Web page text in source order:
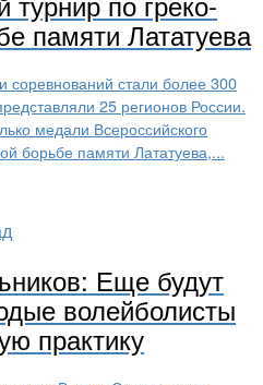
памяти Лататуева
соревнований стали более 300
25 регионов России.
медали Всероссийского
борьбе памяти Лататуева,...
Еще будут
волейболисты
практику